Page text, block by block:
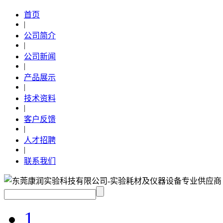
首页
|
公司简介
|
公司新闻
|
产品展示
|
技术资料
|
客户反馈
|
人才招聘
|
联系我们